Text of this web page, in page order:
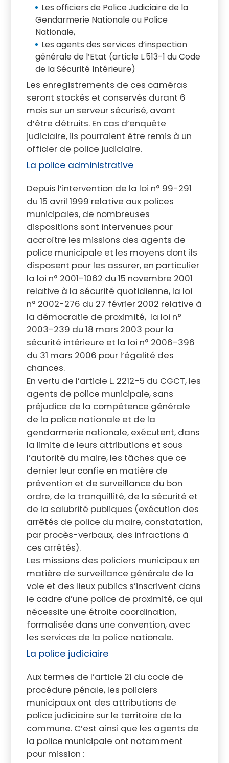
Les officiers de Police Judiciaire de la
Gendarmerie Nationale ou Police
Nationale,
Les agents des services d’inspection
générale de l’Etat (article L.513-1 du Code
de la Sécurité Intérieure)
Les enregistrements de ces caméras
seront stockés et conservés durant 6
mois sur un serveur sécurisé, avant
d’être détruits. En cas d’enquête
judiciaire, ils pourraient être remis à un
officier de police judiciaire.
La police administrative
Depuis l’intervention de la loi n° 99-291
du 15 avril 1999 relative aux polices
municipales, de nombreuses
dispositions sont intervenues pour
accroître les missions des agents de
police municipale et les moyens dont ils
disposent pour les assurer, en particulier
la loi n° 2001-1062 du 15 novembre 2001
relative à la sécurité quotidienne, la loi
n° 2002-276 du 27 février 2002 relative à
la démocratie de proximité, la loi n°
2003-239 du 18 mars 2003 pour la
sécurité intérieure et la loi n° 2006-396
du 31 mars 2006 pour l’égalité des
chances.
En vertu de l’article L. 2212-5 du CGCT, les
agents de police municipale, sans
préjudice de la compétence générale
de la police nationale et de la
gendarmerie nationale, exécutent, dans
la limite de leurs attributions et sous
l’autorité du maire, les tâches que ce
dernier leur confie en matière de
prévention et de surveillance du bon
ordre, de la tranquillité, de la sécurité et
de la salubrité publiques (exécution des
arrêtés de police du maire, constatation,
par procès-verbaux, des infractions à
ces arrêtés).
Les missions des policiers municipaux en
matière de surveillance générale de la
voie et des lieux publics s’inscrivent dans
le cadre d’une police de proximité, ce qui
nécessite une étroite coordination,
formalisée dans une convention, avec
les services de la police nationale.
La police judiciaire
Aux termes de l’article 21 du code de
procédure pénale, les policiers
municipaux ont des attributions de
police judiciaire sur le territoire de la
commune. C’est ainsi que les agents de
la police municipale ont notamment
pour mission :